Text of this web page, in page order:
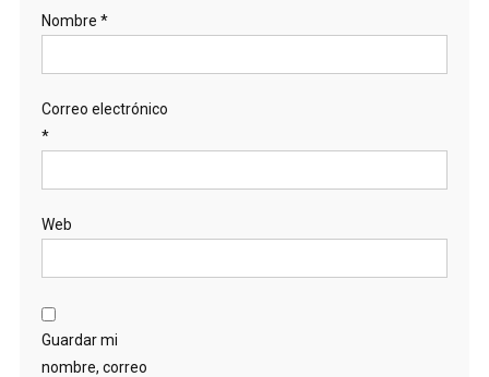
Nombre *
Correo electrónico
*
Web
Guardar mi
nombre, correo